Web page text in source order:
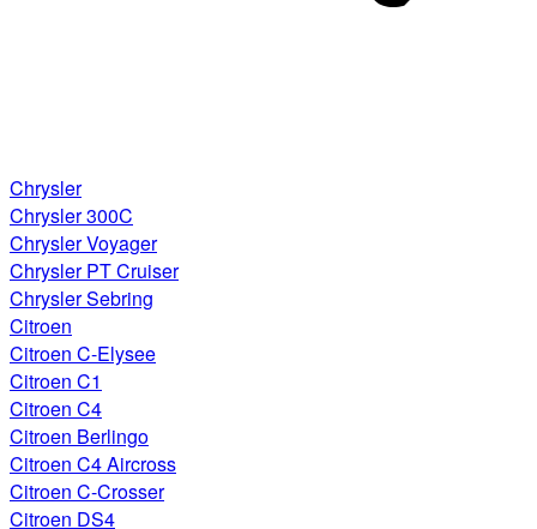
Chrysler
Chrysler 300C
Chrysler Voyager
Chrysler PT Cruiser
Chrysler Sebring
Citroen
Citroen C-Elysee
Citroen C1
Citroen C4
Citroen Berlingo
Citroen C4 Aircross
Citroen C-Crosser
Citroen DS4